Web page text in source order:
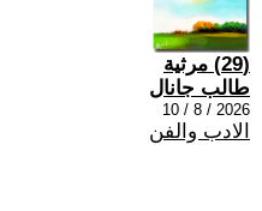
(29) مرثية
طالب جانال
2026 / 8 / 10
الادب والفن